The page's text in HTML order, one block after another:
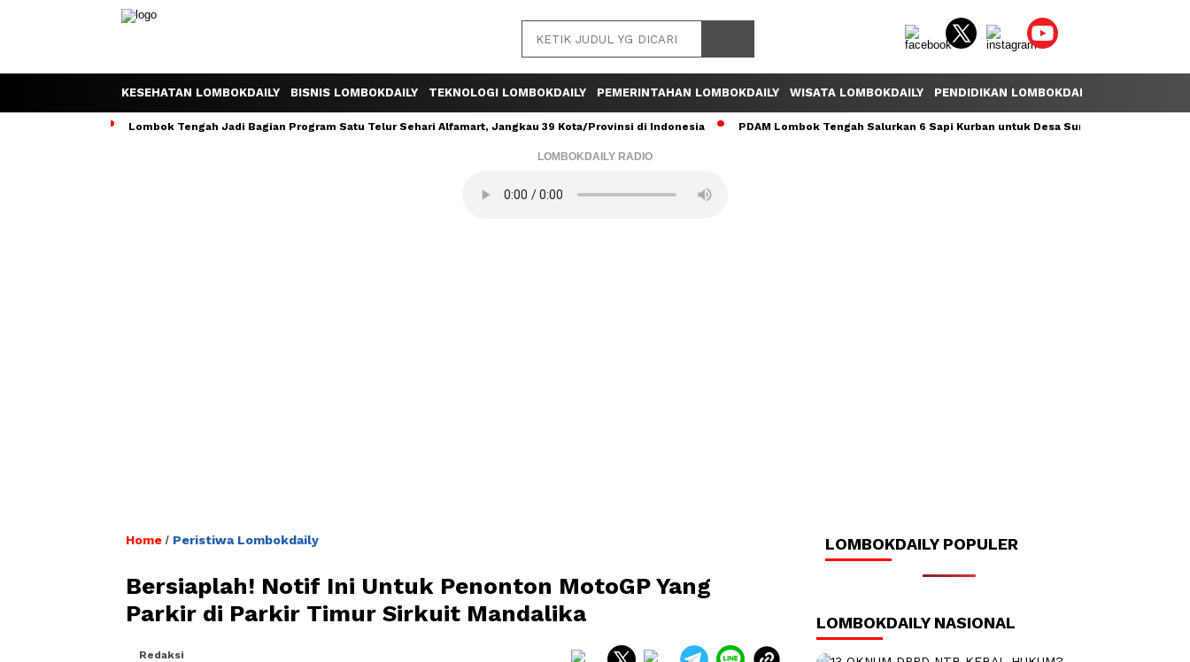
KESEHATAN LOMBOKDAILY BISNIS LOMBOKDAILY TEKNOLOGI LOMBOKDAILY PEMERINTAHAN LOMBOKDAILY WISATA LOMBOKDAILY PENDIDIKAN LOMBOKDAILY
Lombok Tengah Jadi Bagian Program Satu Telur Sehari Alfamart, Jangkau 39 Kota/Provinsi di Indonesia PDAM Lombok Tengah Salurkan 6 Sapi Kurban untuk Desa Sumber Mata Air
LOMBOKDAILY RADIO
Home / Peristiwa Lombokdaily
Bersiaplah! Notif Ini Untuk Penonton MotoGP Yang
Parkir di Parkir Timur Sirkuit Mandalika
Redaksi
LOMBOKDAILY POPULER
LOMBOKDAILY NASIONAL